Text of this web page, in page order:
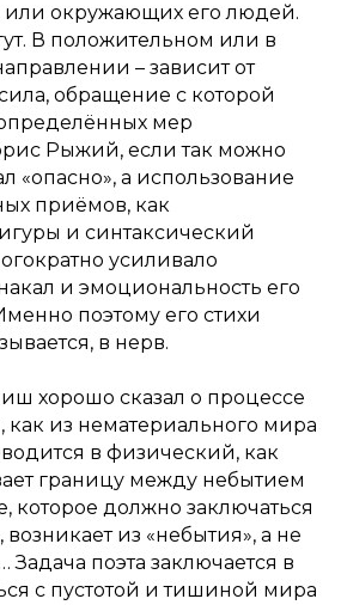
или окружающих его людей.
В положительном или в
– зависит от
обращение с которой
определённых мер
Рыжий, если так можно
«опасно», а использование
приёмов, как
и синтаксический
усиливало
и эмоциональность его
поэтому его стихи
в нерв.
хорошо сказал о процессе
как из нематериального мира
в физический, как
границу между небытием
которое должно заключаться
возникает из «небытия», а не
Задача поэта заключается в
с пустотой и тишиной мира